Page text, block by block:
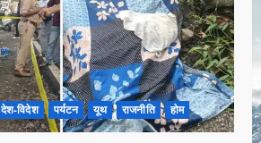
देश-विदेश पर्यटन यूथ राजनीति होम